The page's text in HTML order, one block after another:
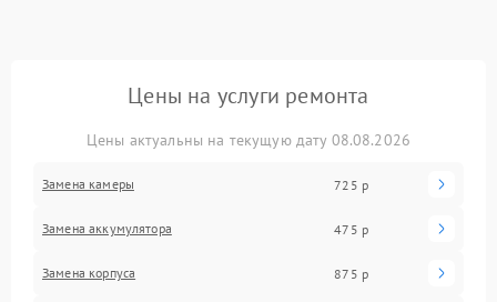
Цены на услуги ремонта
Цены актуальны на текущую дату 08.08.2026
Замена камеры 725 р
Замена аккумулятора 475 р
Замена корпуса 875 р